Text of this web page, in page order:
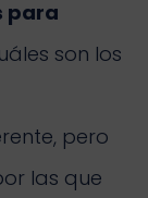
para
son los
pero
las que